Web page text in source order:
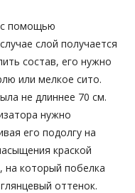
с помощью
слой получается
состав, его нужно
или мелкое сито.
не длиннее 70 см.
нужно
его подолгу на
краской
на который побелка
оттенок.